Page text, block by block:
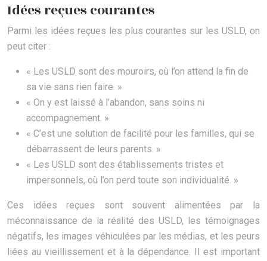
Idées reçues courantes
Parmi les idées reçues les plus courantes sur les USLD, on
peut citer :
« Les USLD sont des mouroirs, où l’on attend la fin de
sa vie sans rien faire. »
« On y est laissé à l’abandon, sans soins ni
accompagnement. »
« C’est une solution de facilité pour les familles, qui se
débarrassent de leurs parents. »
« Les USLD sont des établissements tristes et
impersonnels, où l’on perd toute son individualité. »
Ces idées reçues sont souvent alimentées par la
méconnaissance de la réalité des USLD, les témoignages
négatifs, les images véhiculées par les médias, et les peurs
liées au vieillissement et à la dépendance. Il est important